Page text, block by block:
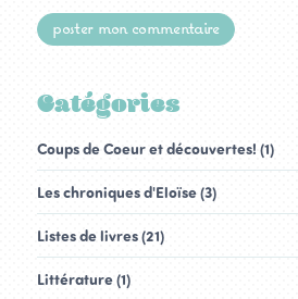
Catégories
Coups de Coeur et découvertes! (1)
Les chroniques d'Eloïse (3)
Listes de livres (21)
Littérature (1)